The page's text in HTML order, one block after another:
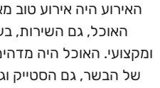
האירוע היה אירוע טוב
האוכל, גם השירות,
ומקצועי. האוכל היה
של הבשר, גם הסטייק